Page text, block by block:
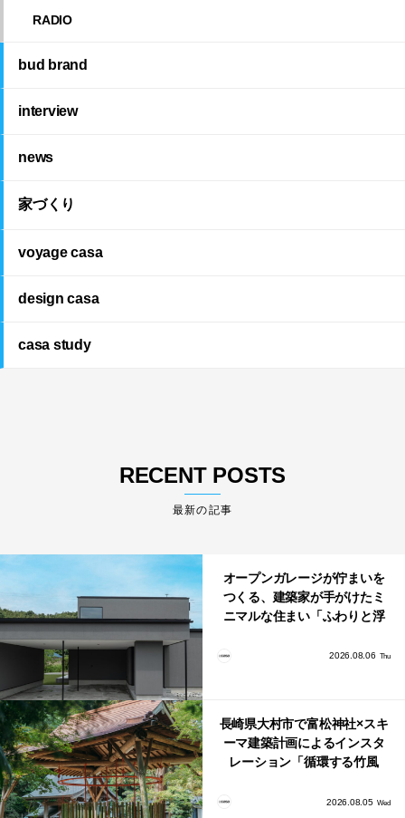
RADIO
bud brand
interview
news
家づくり
voyage casa
design casa
casa study
RECENT POSTS
最新の記事
オープンガレージが佇まいを
つくる、建築家が手がけたミ
ニマルな住まい「ふわりと浮
2026.08.06 Thu
長崎県大村市で富松神社×スキ
ーマ建築計画によるインスタ
レーション「循環する竹風
2026.08.05 Wed